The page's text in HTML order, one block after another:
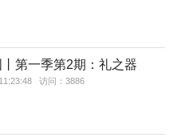
第一季第2期：礼之器
访问：3886